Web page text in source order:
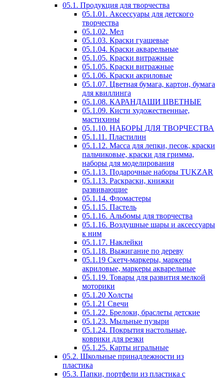
05.1. Продукция для творчества
05.1.01. Аксессуары для детского
творчества
05.1.02. Мел
05.1.03. Краски гуашевые
05.1.04. Краски акварельные
05.1.05. Краски витражные
05.1.05. Краски витражные
05.1.06. Краски акриловые
05.1.07. Цветная бумага, картон, бумага
для квиллинга
05.1.08. КАРАНДАШИ ЦВЕТНЫЕ
05.1.09. Кисти художественные,
мастихины
05.1.10. НАБОРЫ ДЛЯ ТВОРЧЕСТВА
05.1.11. Пластилин
05.1.12. Масса для лепки, песок, краски
пальчиковые, краски для гримма,
наборы для моделирования
05.1.13. Подарочные наборы TUKZAR
05.1.13. Раскраски, книжки
развивающие
05.1.14. Фломастеры
05.1.15. Пастель
05.1.16. Альбомы для творчества
05.1.16. Воздушные шары и аксессуары
к ним
05.1.17. Наклейки
05.1.18. Выжигание по дереву
05.1.19 Скетч-маркеры, маркеры
акриловые, маркеры акварельные
05.1.19. Товары для развития мелкой
моторики
05.1.20 Холсты
05.1.21 Свечи
05.1.22. Брелоки, браслеты детские
05.1.23. Мыльные пузыри
05.1.24. Покрытия настольные,
коврики для резки
05.1.25. Карты игральные
05.2. Школьные принадлежности из
пластика
05.3. Папки, портфели из пластика с